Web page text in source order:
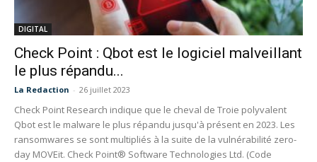
DIGITAL
Check Point : Qbot est le logiciel malveillant
le plus répandu...
La Redaction - 26 juillet 2023
Check Point Research indique que le cheval de Troie polyvalent
Qbot est le malware le plus répandu jusqu'à présent en 2023. Les
ransomwares se sont multipliés à la suite de la vulnérabilité zero-
day MOVEit. Check Point® Software Technologies Ltd. (Code